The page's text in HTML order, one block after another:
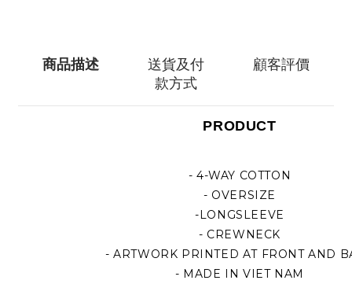
商品描述
送貨及付
款方式
顧客評價
PRODUCT
- 4-WAY COTTON
- OVERSIZE
-LONGSLEEVE
- CREWNECK
- ARTWORK PRINTED AT FRONT AND
- MADE IN VIET NAM